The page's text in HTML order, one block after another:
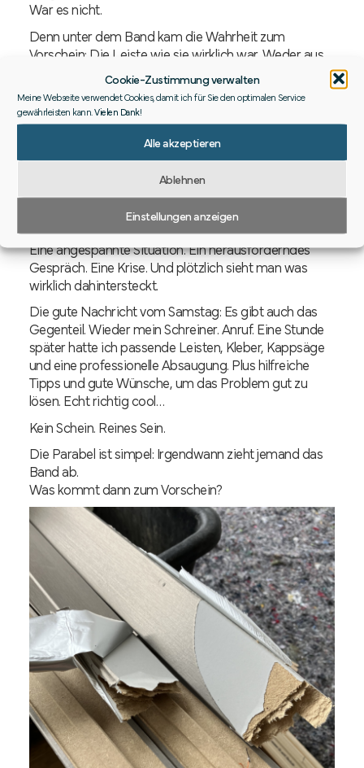
Cookie-Zustimmung verwalten
Meine Webseite verwendet Cookies, damit ich für Sie den optimalen Service
gewährleisten kann. Vielen Dank!
Alle akzeptieren
Ablehnen
Einstellungen anzeigen
War es nicht.
Denn unter dem Band kam die Wahrheit zum
Vorschein: Die Leiste wie sie wirklich war. Weder aus
Metall noch aus Metallfolie. Nur billiges
zweifachfoliertes Holz, das nach mehr aussehen
wollte.
Kennst du auch solche Menschen? Oder Produkte?
Die glänzen und imponieren solange niemand
genauer hinschaut?
Bis irgendwann dann das Abklebeband kommt.
Eine angespannte Situation. Ein herausforderndes
Gespräch. Eine Krise. Und plötzlich sieht man was
wirklich dahintersteckt.
Die gute Nachricht vom Samstag: Es gibt auch das
Gegenteil. Wieder mein Schreiner. Anruf. Eine Stunde
später hatte ich passende Leisten, Kleber, Kappsäge
und eine professionelle Absaugung. Plus hilfreiche
Tipps und gute Wünsche, um das Problem gut zu
lösen. Echt richtig cool…
Kein Schein. Reines Sein.
Die Parabel ist simpel: Irgendwann zieht jemand das
Band ab.
Was kommt dann zum Vorschein?